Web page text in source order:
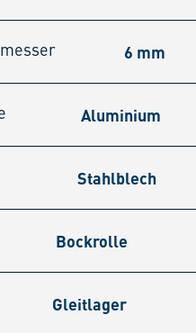
6 mm
Aluminium
Stahlblech
Bockrolle
Gleitlager